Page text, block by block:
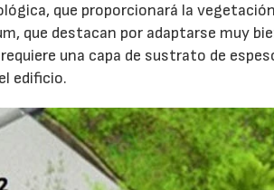
que proporcionará la
que destacan por adaptarse muy
una capa de sustrato de
edificio.